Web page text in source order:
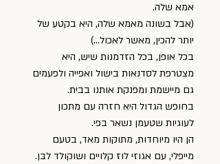
אמא שלה.
(אבל בשונה מאמא שלה, היא בקטע של
יותר להכין, מאשר לאכול…)
בכל אופן, בכל הזדמנות שיש, היא
מצטרפת לסדנאות בישול ואפייה ולפעמים
גם מיישמת ומפנקת אותנו בבית.
בחופש הגדול היא חזרה עם מתכון
לעוגיות שטעמן נשאר בפי.
הן היו מיוחדות, מתוקות מאד, בטעם
מייפלי, עם אגוזי לוז קלויים ושוקולד לבן.